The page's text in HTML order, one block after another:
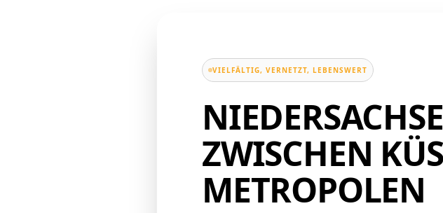
VIELFÄLTIG, VERNETZT, LEBENSWERT
ZWISCHEN
METROPOLEN